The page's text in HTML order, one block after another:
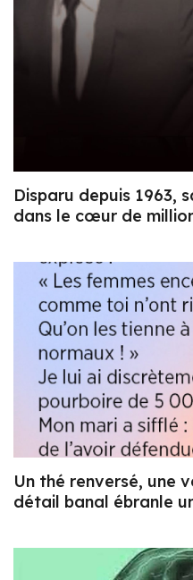
Disparu depuis 1963,
dans le cœur de
Un thé renversé, une
détail banal ébranle